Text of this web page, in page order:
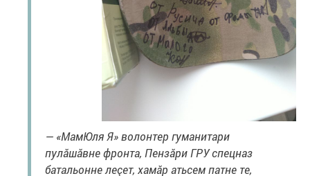
— «МамЮля Я» волонтер гуманитари
пулăшăвне фронта, Пензăри ГРУ спецназ
батальонне леçет, хамăр атьсем патне те,